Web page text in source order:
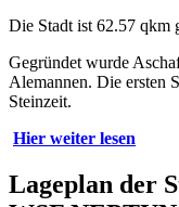
Die Stadt ist 62.57 qkm
Gegründet wurde
Alemannen. Die ersten
Steinzeit.
Hier weiter lesen
Lageplan der